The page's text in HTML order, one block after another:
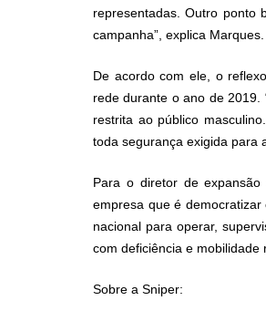
representadas. Outro ponto
campanha”, explica Marques.
De acordo com ele, o
rede durante o ano de 2019.
restrita ao público
toda segurança exigida para
Para o diretor de
empresa que é
nacional para operar,
com deficiência e mobilidade
Sobre a Sniper: